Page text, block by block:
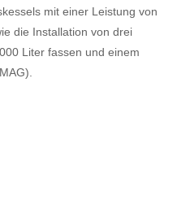
mit einer Leistung von
die Installation von drei
Liter fassen und einem